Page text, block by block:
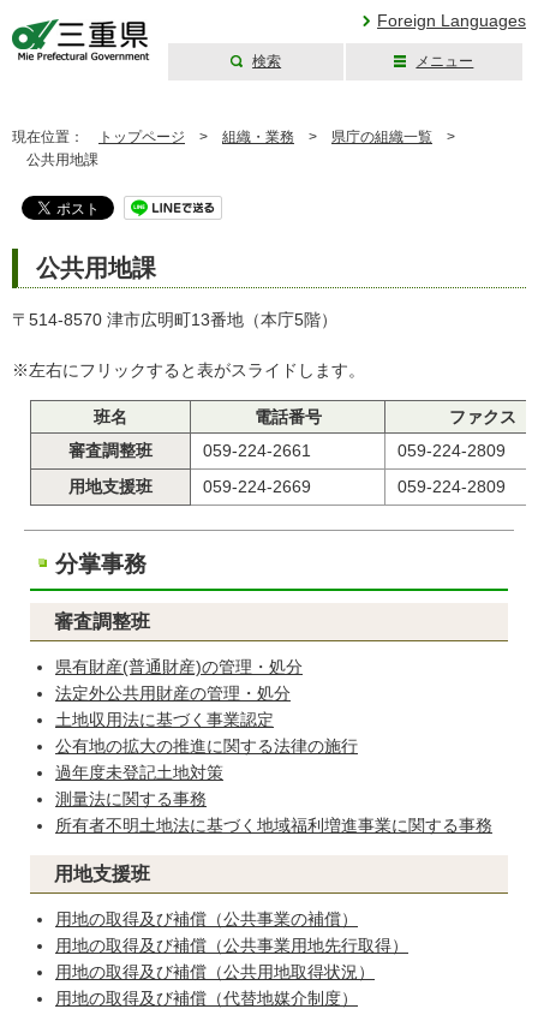
Foreign Languages
検索 メニュー
現在位置： トップページ > 組織・業務 > 県庁の組織一覧 >
公共用地課
公共用地課
〒514-8570 津市広明町13番地（本庁5階）
※左右にフリックすると表がスライドします。
班名 電話番号
ファクス
審査調整班
059-224-2661
059-224-2809
用地支援班
059-224-2669 059-224-2809
分掌事務
審査調整班
県有財産(普通財産)の管理・処分
法定外公共用財産の管理・処分
土地収用法に基づく事業認定
公有地の拡大の推進に関する法律の施行
過年度未登記土地対策
測量法に関する事務
所有者不明土地法に基づく地域福利増進事業に関する事務
用地支援班
用地の取得及び補償（公共事業の補償）
用地の取得及び補償（公共事業用地先行取得）
用地の取得及び補償（公共用地取得状況）
用地の取得及び補償（代替地媒介制度）